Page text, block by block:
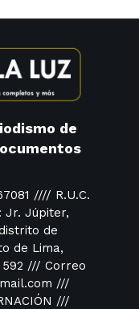
de
//// R.U.C.
Jr. Júpiter,
de
de Lima,
/// Correo
///
///